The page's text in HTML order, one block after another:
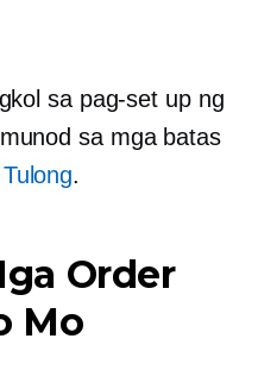
sa pag-set up ng
sa mga batas
.
Order
Mo